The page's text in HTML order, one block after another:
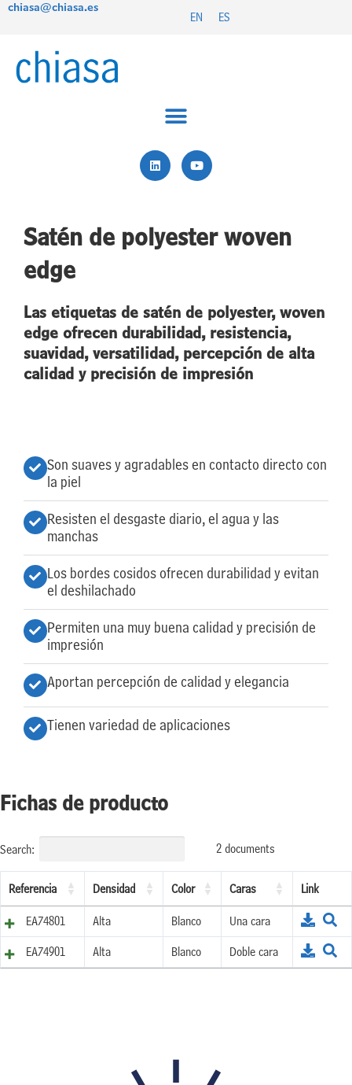
chiasa@chiasa.es
EN ES
L
i
n
n
Y
o
u
Satén de polyester woven
edge
Las etiquetas de satén de polyester, woven
edge ofrecen durabilidad, resistencia,
suavidad, versatilidad, percepción de alta
calidad y precisión de impresión
Son suaves y agradables en contacto directo con
la piel
Resisten el desgaste diario, el agua y las
manchas
Los bordes cosidos ofrecen durabilidad y evitan
el deshilachado
Permiten una muy buena calidad y precisión de
impresión
Aportan percepción de calidad y elegancia
Tienen variedad de aplicaciones
Fichas de producto
Search: 2 documents
Referencia Densidad Color Caras Link
EA74801 Alta Blanco Una cara
EA74901 Alta Blanco Doble cara